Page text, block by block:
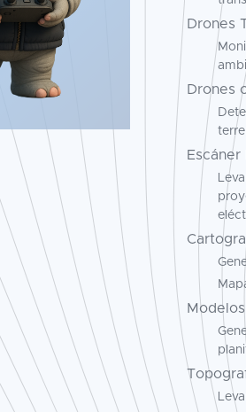
Drones
Drones